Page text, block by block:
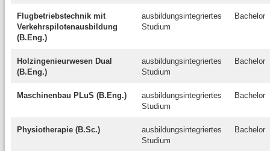
Flugbetriebstechnik mit
Verkehrspilotenausbildung
(B.Eng.)
ausbildungsintegriertes
Studium
Bachelor
Holzingenieurwesen Dual
(B.Eng.)
ausbildungsintegriertes
Studium
Bachelor
Maschinenbau PLuS (B.Eng.)
ausbildungsintegriertes
Studium
Bachelor
Physiotherapie (B.Sc.)
ausbildungsintegriertes
Studium
Bachelor